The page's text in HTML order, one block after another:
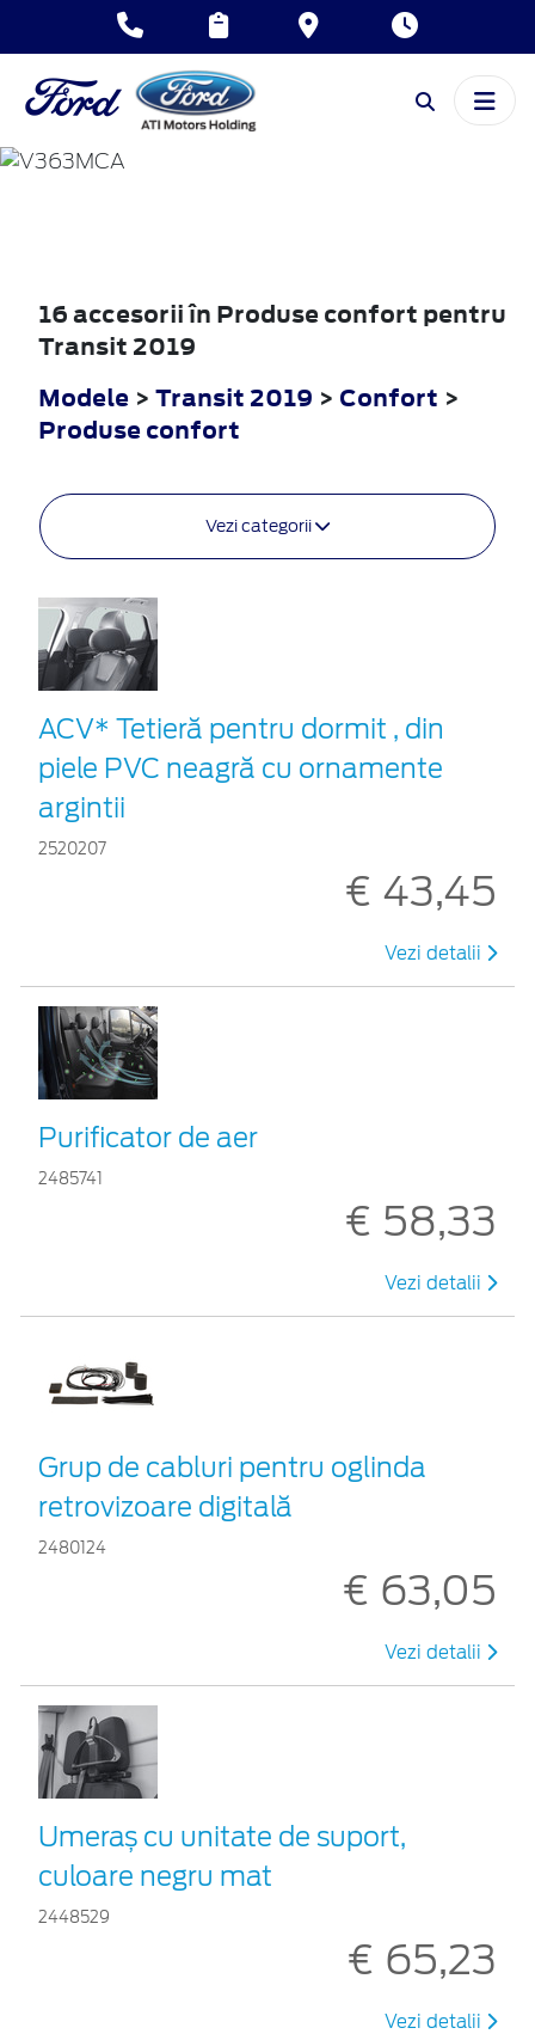
TRANSIT
16 accesorii în Produse confort pentru
Transit 2019
Modele > Transit 2019 > Confort >
Produse confort
Vezi categorii
ACV* Tetieră pentru dormit , din
piele PVC neagră cu ornamente
argintii
2520207
€ 43,45
Vezi detalii
Purificator de aer
2485741
€ 58,33
Vezi detalii
Grup de cabluri pentru oglinda
retrovizoare digitală
2480124
€ 63,05
Vezi detalii
Umeraș cu unitate de suport,
culoare negru mat
2448529
€ 65,23
Vezi detalii